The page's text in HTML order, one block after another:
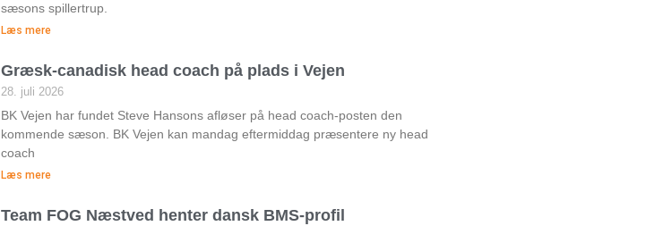
sæsons spillertrup.
Læs mere
Græsk-canadisk head coach på plads i Vejen
28. juli 2026
BK Vejen har fundet Steve Hansons afløser på head coach-posten den
kommende sæson. BK Vejen kan mandag eftermiddag præsentere ny head
coach
Læs mere
Team FOG Næstved henter dansk BMS-profil